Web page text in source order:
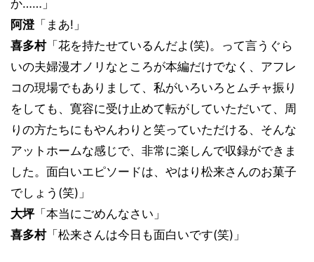
か……」
阿澄「まあ!」
喜多村「花を持たせているんだよ(笑)。って言うぐら
いの夫婦漫才ノリなところが本編だけでなく、アフレ
コの現場でもありまして、私がいろいろとムチャ振り
をしても、寛容に受け止めて転がしていただいて、周
りの方たちにもやんわりと笑っていただける、そんな
アットホームな感じで、非常に楽しんで収録ができま
した。面白いエピソードは、やはり松来さんのお菓子
でしょう(笑)」
大坪「本当にごめんなさい」
喜多村「松来さんは今日も面白いです(笑)」